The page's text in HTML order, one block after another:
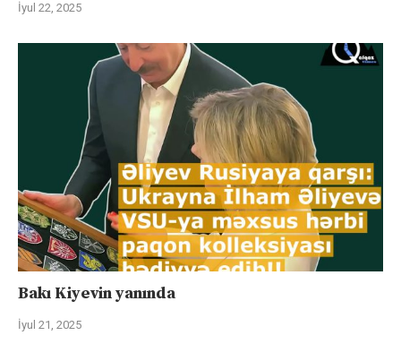
İyul 22, 2025
Bakı Kiyevin yanında
İyul 21, 2025